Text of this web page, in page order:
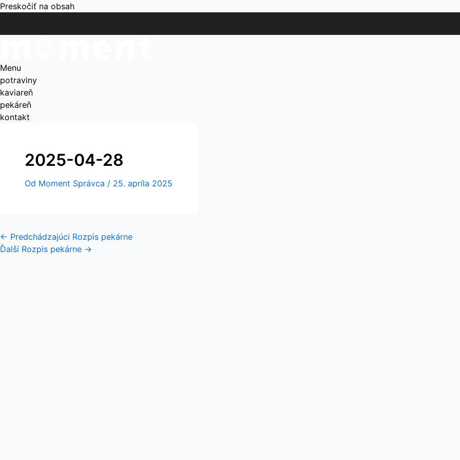
Preskočiť na obsah
Menu
potraviny
kaviareň
pekáreň
kontakt
2025-04-28
Od Moment Správca / 25. apríla 2025
← Predchádzajúci Rozpis pekárne
Ďalší Rozpis pekárne →